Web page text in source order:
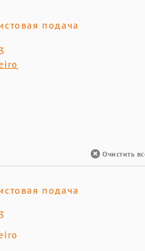
подача
Очистить
подача